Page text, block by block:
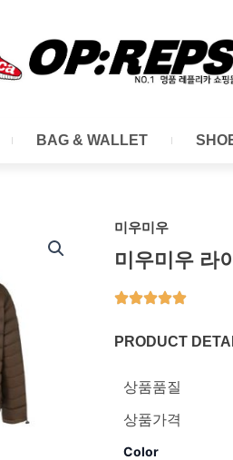
BAG & WALLET
미우미우
미우미우 라
PRODUCT
상품품질
상품가격
Color